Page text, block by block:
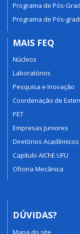
Programa de Pós-
Programa de Pós-
MAIS FEQ
Núcleos
Laboratórios
Pesquisa e Inovação
Coordenação de
PET
Empresas Juniores
Diretórios Acadêmicos
Capítulo AIChE UFU
Oficina Mecânica
DÚVIDAS?
Mapa do site